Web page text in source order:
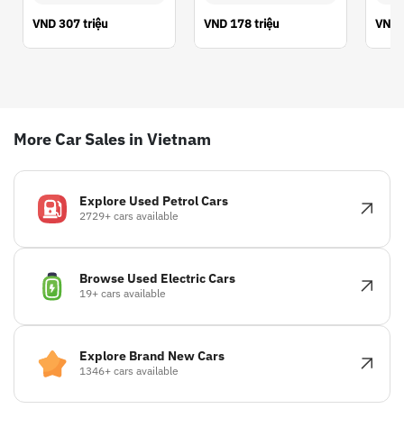
VND307 triệu VND178 triệu VND
More Car Sales in Vietnam
Explore Used Petrol Cars
2729+ cars available
Browse Used Electric Cars
19+ cars available
Explore Brand New Cars
1346+ cars available